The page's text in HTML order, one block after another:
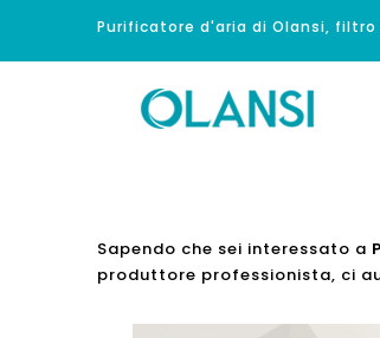
Purificatore d'aria di Olansi,
Sapendo che sei interessato a
produttore professionista, ci